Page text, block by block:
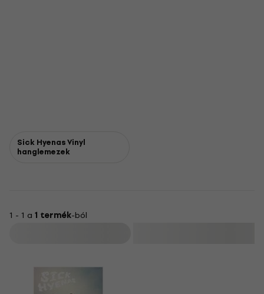
Sick Hyenas Vinyl
hanglemezek
1 - 1 a 1 termék-ból